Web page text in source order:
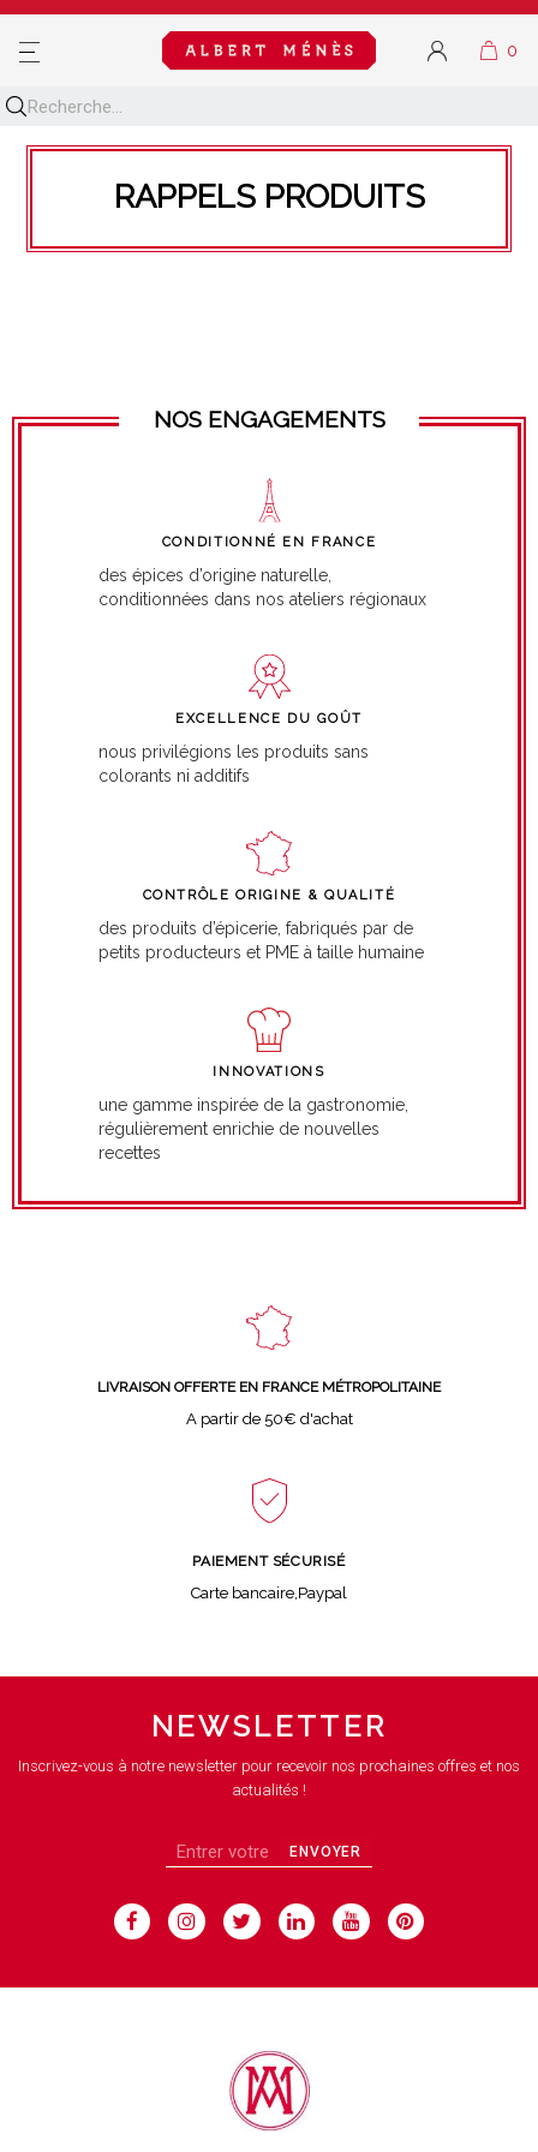
MENU
RAPPELS PRODUITS
NOS ENGAGEMENTS
CONDITIONNÉ EN FRANCE
des épices d’origine naturelle,
conditionnées dans nos ateliers régionaux
EXCELLENCE DU GOÛT
nous privilégions les produits sans
colorants ni additifs
CONTRÔLE ORIGINE & QUALITÉ
des produits d’épicerie, fabriqués par de
petits producteurs et PME à taille humaine
INNOVATIONS
une gamme inspirée de la gastronomie,
régulièrement enrichie de nouvelles
recettes
LIVRAISON OFFERTE EN FRANCE MÉTROPOLITAINE
A partir de 50€ d'achat
PAIEMENT SÉCURISÉ
Carte bancaire,Paypal
NEWSLETTER
Inscrivez-vous à notre newsletter pour recevoir nos prochaines offres et nos
actualités !
ENVOYER